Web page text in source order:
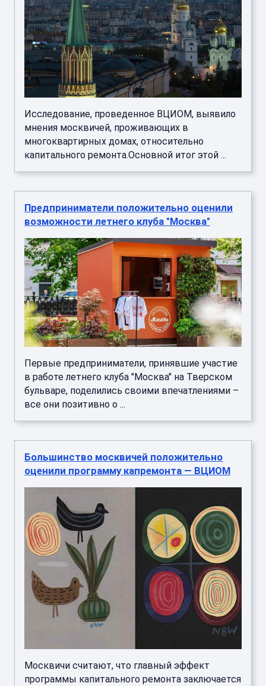
Исследование, проведенное ВЦИОМ, выявило
мнения москвичей, проживающих в
многоквартирных домах, относительно
капитального ремонта.Основной итог этой ...
Предприниматели положительно оценили
возможности летнего клуба "Москва"
Первые предприниматели, принявшие участие
в работе летнего клуба "Москва" на Тверском
бульваре, поделились своими впечатлениями –
все они позитивно о ...
Большинство москвичей положительно
оценили программу капремонта — ВЦИОМ
Москвичи считают, что главный эффект
программы капитального ремонта заключается